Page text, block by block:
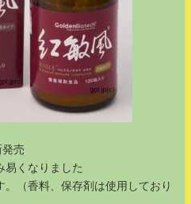
売
易くなりました
（香料、保存剤は使用しており